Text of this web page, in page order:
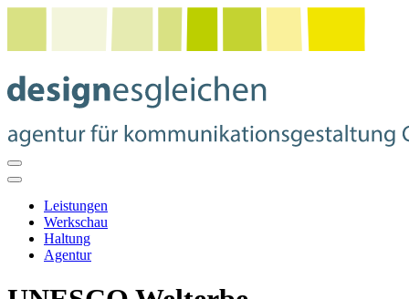
Leistungen
Werkschau
Haltung
Agentur